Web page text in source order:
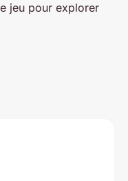
jeu pour explorer